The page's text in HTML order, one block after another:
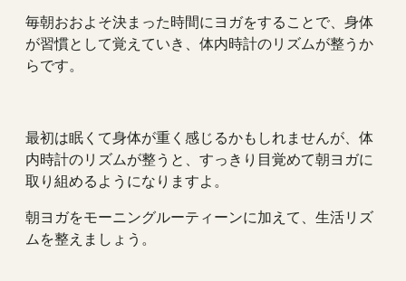
毎朝おおよそ決まった時間にヨガをすることで、身体
が習慣として覚えていき、体内時計のリズムが整うか
らです。
最初は眠くて身体が重く感じるかもしれませんが、体
内時計のリズムが整うと、すっきり目覚めて朝ヨガに
取り組めるようになりますよ。
朝ヨガをモーニングルーティーンに加えて、生活リズ
ムを整えましょう。